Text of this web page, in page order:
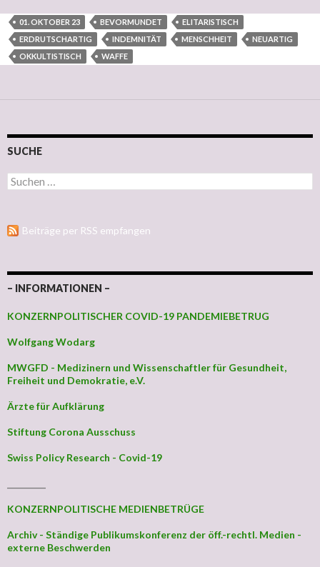
01. OKTOBER 23 BEVORMUNDET
ELITARISTISCH
ERDRUTSCHARTIG
INDEMNITÄT MENSCHHEIT
NEUARTIG
OKKULTISTISCH
WAFFE
SUCHE
Suchen nach:
Beiträge per RSS empfangen
– INFORMATIONEN –
KONZERNPOLITISCHER COVID-19 PANDEMIEBETRUG
Wolfgang Wodarg
MWGFD - Medizinern und Wissenschaftler für Gesundheit,
Freiheit und Demokratie, e.V.
Ärzte für Aufklärung
Stiftung Corona Ausschuss
Swiss Policy Research - Covid-19
KONZERNPOLITISCHE MEDIENBETRÜGE
Archiv - Ständige Publikumskonferenz der öff.-rechtl. Medien -
externe Beschwerden